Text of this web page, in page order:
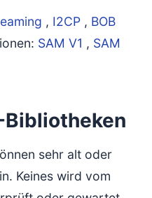
, I2CP , BOB
SAM V1 , SAM
Bibliotheken
sehr alt oder
Keines wird vom